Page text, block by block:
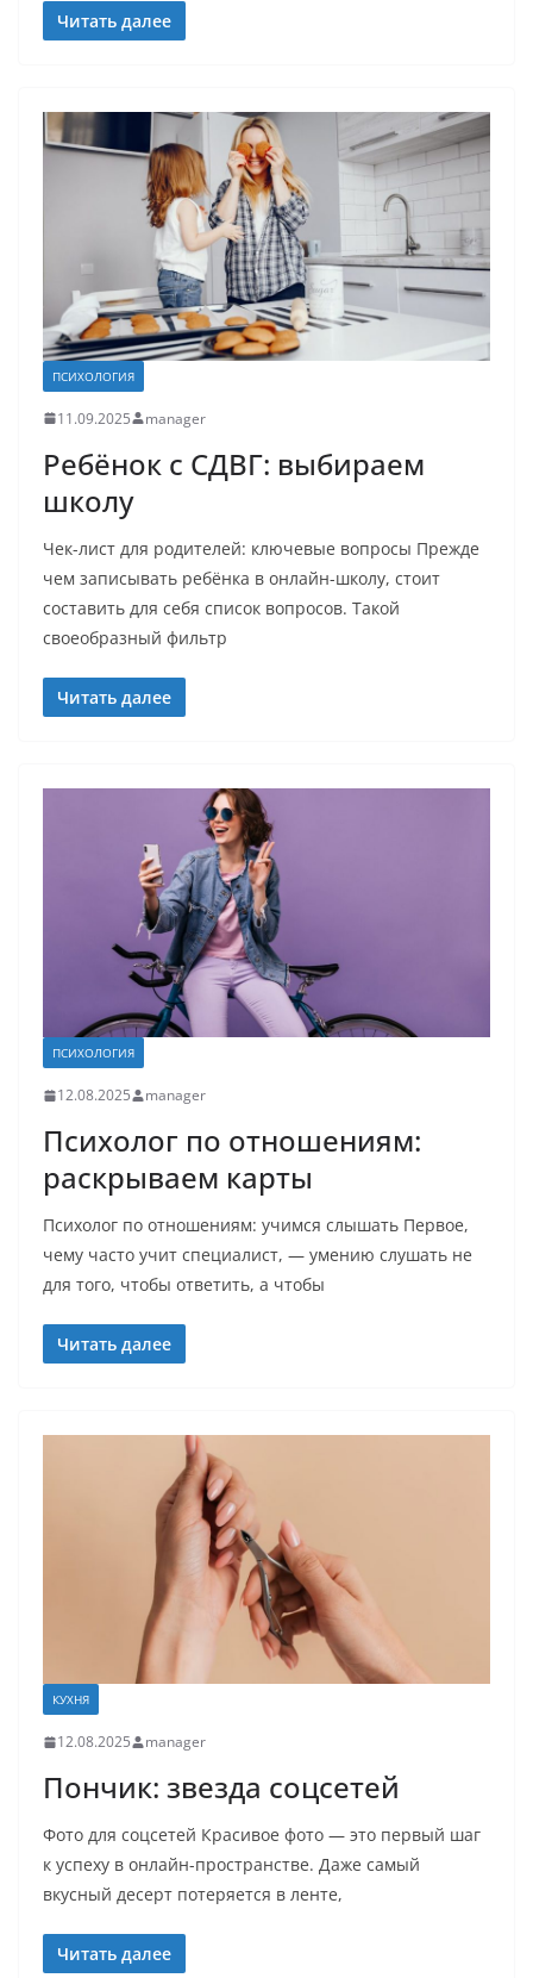
Читать далее
ПСИХОЛОГИЯ
11.09.2025 manager
Ребёнок с СДВГ: выбираем
школу
Чек-лист для родителей: ключевые вопросы Прежде
чем записывать ребёнка в онлайн-школу, стоит
составить для себя список вопросов. Такой
своеобразный фильтр
Читать далее
ПСИХОЛОГИЯ
12.08.2025 manager
Психолог по отношениям:
раскрываем карты
Психолог по отношениям: учимся слышать Первое,
чему часто учит специалист, — умению слушать не
для того, чтобы ответить, а чтобы
Читать далее
КУХНЯ
12.08.2025 manager
Пончик: звезда соцсетей
Фото для соцсетей Красивое фото — это первый шаг
к успеху в онлайн-пространстве. Даже самый
вкусный десерт потеряется в ленте,
Читать далее